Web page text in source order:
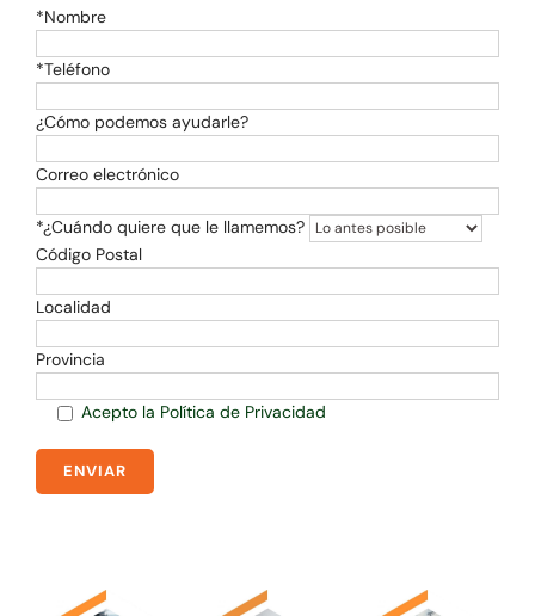
*Nombre
*Teléfono
¿Cómo podemos ayudarle?
Correo electrónico
*¿Cuándo quiere que le llamemos?
Código Postal
Localidad
Provincia
Acepto la Política de Privacidad